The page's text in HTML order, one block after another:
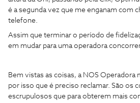
é a segunda vez que me enganam com
telefone.
Assim que terminar o período de
em mudar para uma operadora
Bem vistas as coisas, a NOS Operadora
por isso que é preciso reclamar. São os
escrupulosos que para obterem mais